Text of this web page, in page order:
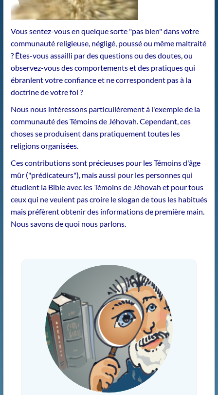
Vous sentez-vous en quelque sorte "pas bien" dans votre
communauté religieuse, négligé, poussé ou même maltraité
? Êtes-vous assailli par des questions ou des doutes, ou
observez-vous des comportements et des pratiques qui
ébranlent votre confiance et ne correspondent pas à la
doctrine de votre foi ?
Nous nous intéressons particulièrement à l'exemple de la
communauté des Témoins de Jéhovah. Cependant, ces
choses se produisent dans pratiquement toutes les
religions organisées.
Ces contributions sont précieuses pour les Témoins d'âge
mûr ("prédicateurs"), mais aussi pour les personnes qui
étudient la Bible avec les Témoins de Jéhovah et pour tous
ceux qui ne veulent pas croire le slogan de tous les habitués
mais préfèrent obtenir des informations de première main.
Nous savons de quoi nous parlons.